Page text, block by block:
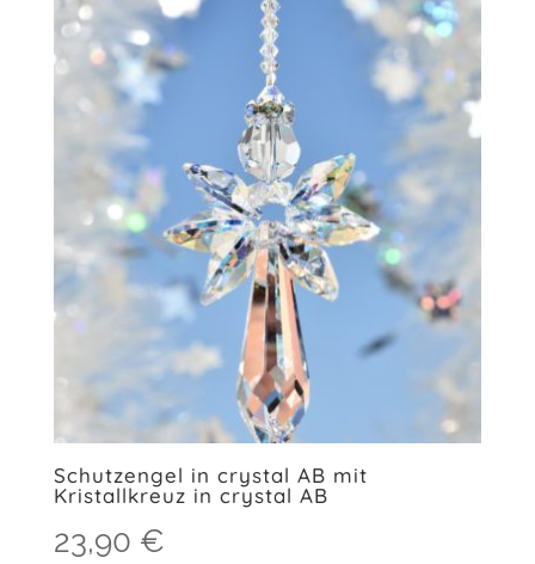
Schutzengel in crystal AB mit
Kristallkreuz in crystal AB
23,90 €